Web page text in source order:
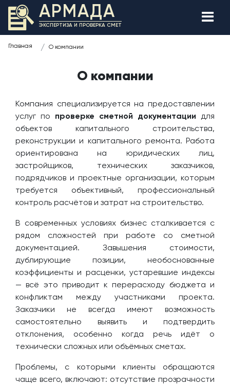
АРМАДА
ЭКСПЕРТИЗА И ПРОВЕРКА СМЕТ
Главная О компании
О компании
Компания специализируется на предоставлении
услуг по проверке сметной документации для
объектов капитального строительства,
реконструкции и капитального ремонта. Работа
ориентирована на юридических лиц,
застройщиков, технических заказчиков,
подрядчиков и проектные организации, которым
требуется объективный, профессиональный
контроль расчётов и затрат на строительство.
В современных условиях бизнес сталкивается с
рядом сложностей при работе со сметной
документацией. Завышения стоимости,
дублирующие позиции, необоснованные
коэффициенты и расценки, устаревшие индексы
— всё это приводит к перерасходу бюджета и
конфликтам между участниками проекта.
Заказчики не всегда имеют возможность
самостоятельно выявить и подтвердить
отклонения, особенно когда речь идёт о
технически сложных или объёмных сметах.
Проблемы, с которыми клиенты обращаются
чаще всего, включают: отсутствие прозрачности